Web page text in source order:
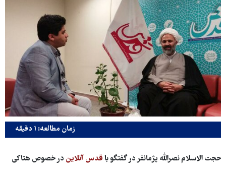
زمان مطالعه: ۱ دقیقه
حجت الاسلام نصرالله پژمانفر در گفتگو باقدس آنلاین در خصوص هتاکی